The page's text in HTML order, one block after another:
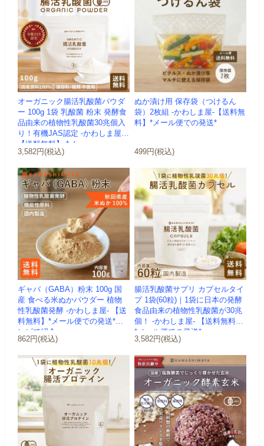
オーガニック腸活乳酸菌パウダ
ー 100g 1袋 乳酸菌 粉末 発酵食
品由来の植物性乳酸菌30兆個入
り！有機JAS認定 -かわしま屋-
【送料無料】 *メ...
3,582円(税込)
ぬか漬け用 保存袋（つけるん
袋）2枚組 -かわしま屋-【送料無
料】*メール便での発送*
499円(税込)
ギャバ（GABA）粉末 100g 国
産 食べる米ぬかパウダー 植物
性乳酸菌発酵 -かわしま屋- 【送
料無料】*メール便での発送*テ
レビで紹介
862円(税込)
腸活乳酸菌サプリ カプセルタイ
プ 1袋(60粒)｜1袋に日本の発酵
食品由来の植物性乳酸菌が30兆
個！ -かわしま屋- 【送料無料】
*メール便での発送*
3,582円(税込)